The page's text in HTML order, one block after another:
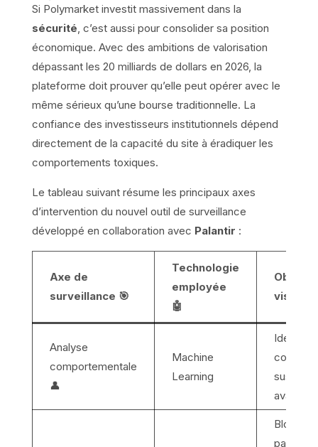
Si Polymarket investit massivement dans la
sécurité, c’est aussi pour consolider sa position
économique. Avec des ambitions de valorisation
dépassant les 20 milliards de dollars en 2026, la
plateforme doit prouver qu’elle peut opérer avec le
même sérieux qu’une bourse traditionnelle. La
confiance des investisseurs institutionnels dépend
directement de la capacité du site à éradiquer les
comportements toxiques.
Le tableau suivant résume les principaux axes
d’intervention du nouvel outil de surveillance
développé en collaboration avec Palantir :
Axe de
surveillance 🎯
Technologie
employée
🤖
Objectif
visé ✅
Analyse
comportementale
👤
Machine
Learning
comptes
avant
Bloquer
parieurs